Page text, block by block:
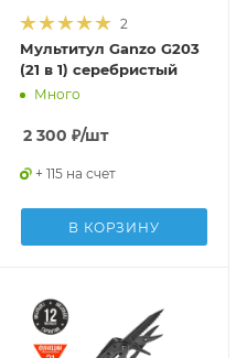
2
Мультитул Ganzo G203
(21 в 1) серебристый
Много
2 300 ₽/шт
+ 115 на счет
В КОРЗИНУ